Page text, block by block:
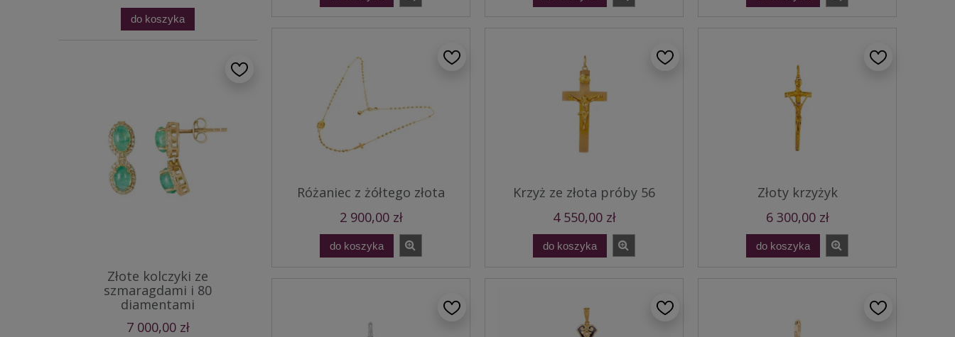
do koszyka
Złote kolczyki ze
szmaragdami i 80
diamentami
7 000,00 zł
Różaniec z żółtego złota
2 900,00 zł
do koszyka
Krzyż ze złota próby 56
4 550,00 zł
do koszyka
Złoty krzyżyk
6 300,00 zł
do koszyka